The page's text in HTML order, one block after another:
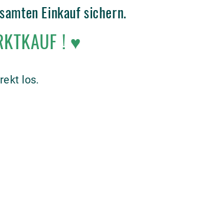
Einkauf sichern.
! ♥
los.